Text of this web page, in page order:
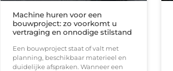
Machine huren voor een
bouwproject: zo voorkomt u
vertraging en onnodige stilstand
Een bouwproject staat of valt met
planning, beschikbaar materieel en
duidelijke afspraken. Wanneer een